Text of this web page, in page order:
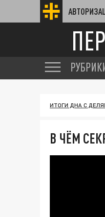
ИТОГИ ДНА С
В ЧЁМ